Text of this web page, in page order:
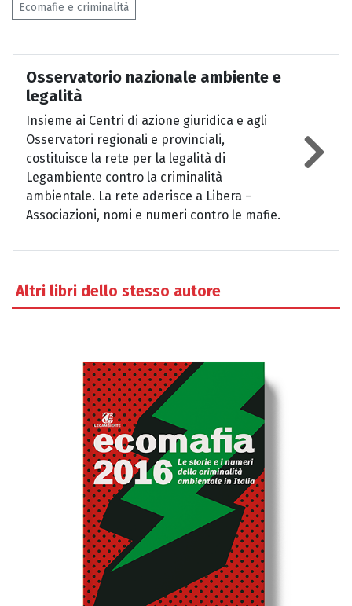
Ecomafie e criminalità
Osservatorio nazionale ambiente e
legalità
Insieme ai Centri di azione giuridica e agli
Osservatori regionali e provinciali,
costituisce la rete per la legalità di
Legambiente contro la criminalità
ambientale. La rete aderisce a Libera –
Associazioni, nomi e numeri contro le mafie.
Altri libri dello stesso autore